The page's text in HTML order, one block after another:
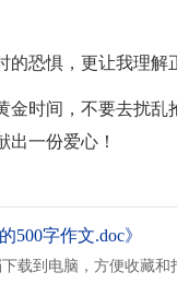
恐惧，更让我理解
金时间，不要去扰
出一份爱心！
500字作文.doc》
载到电脑，方便收藏和